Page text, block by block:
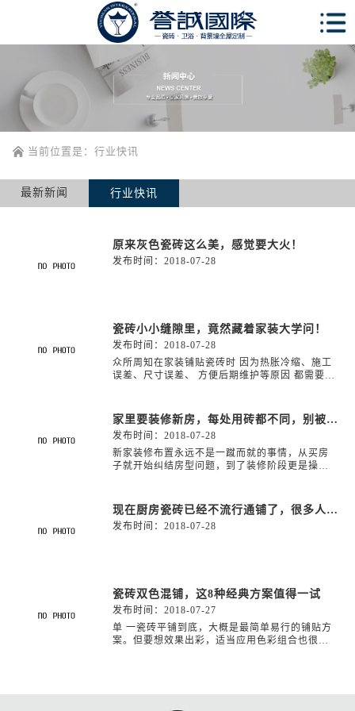
当前位置是：行业快讯
最新新闻 行业快讯
原来灰色瓷砖这么美，感觉要大火！
发布时间：2018-07-28
瓷砖小小缝隙里，竟然藏着家装大学问！
发布时间：2018-07-28
众所周知在家装铺贴瓷砖时 因为热胀冷缩、施工
误差、尺寸误差、 方便后期维护等原因 都需要进
家里要装修新房，每处用砖都不同，别被忽悠了！
发布时间：2018-07-28
新家装修布置永远不是一蹴而就的事情，从买房
子就开始纠结房型问题，到了装修阶段更是操碎
品位更是决定装修 风格走向。但更多时候，我们
会发现操碎了心用尽了力还是没有达到自己的要
现在厨房瓷砖已经不流行通铺了，很多人都喜欢这样铺！
发布时间：2018-07-28
瓷砖双色混铺，这8种经典方案值得一试
发布时间：2018-07-27
单 一瓷砖平铺到底，大概是最简单易行的铺贴方
案。但要想效果出彩，适当应用色彩组合也很重